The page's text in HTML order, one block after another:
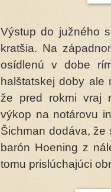
Výstup do južného
kratšia. Na
osídlenú v dobe
halštatskej doby ale
že pred rokmi vraj
výkop na notárovu
Šichman dodáva, že
barón Hoening z
tomu prislúchajúci